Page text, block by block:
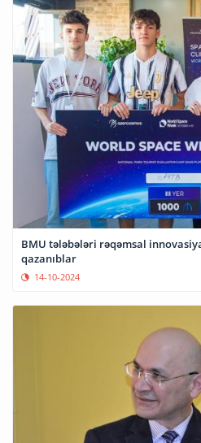
BMU tələbələri rəqəmsal
qazanıblar
14-10-2024